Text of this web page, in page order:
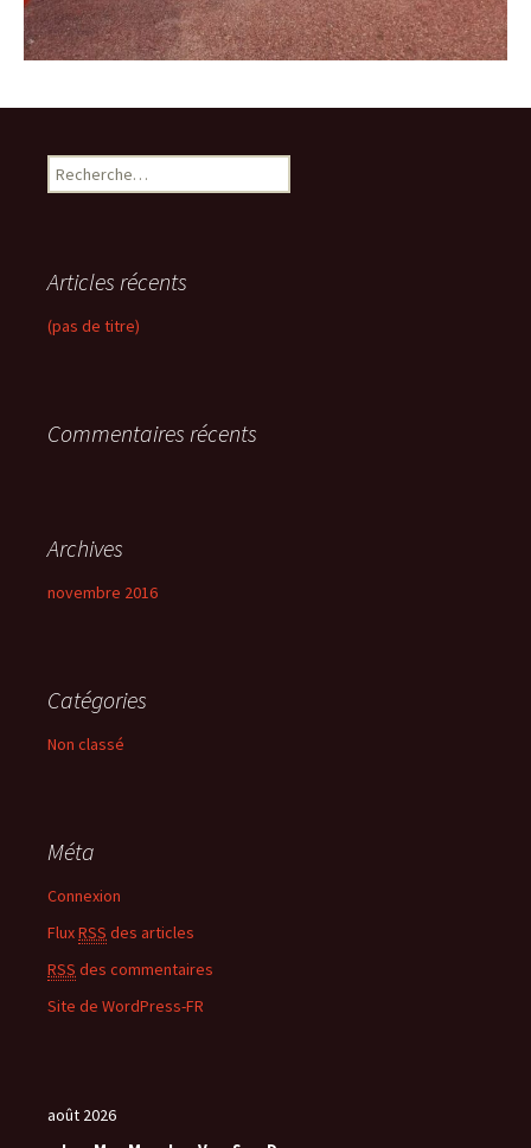
R
e
r
c
h
:
Articles récents
(pas de titre)
Commentaires récents
Archives
novembre 2016
Catégories
Non classé
Méta
Connexion
FluxRSS des articles
RSS des commentaires
Site de WordPress-FR
août 2026